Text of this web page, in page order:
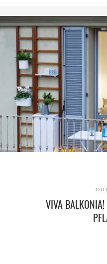
VIVA BALKONIA!